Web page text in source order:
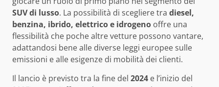
SUV di lusso. La possibilità di scegliere tra diesel,
benzina, ibrido, elettrico e idrogeno offre una
flessibilità che poche altre vetture possono vantare,
adattandosi bene alle diverse leggi europee sulle
emissioni e alle esigenze di mobilità dei clienti.
Il lancio è previsto tra la fine del 2024 e l’inizio del